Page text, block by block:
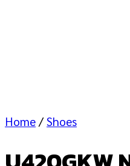
Home / Shoes